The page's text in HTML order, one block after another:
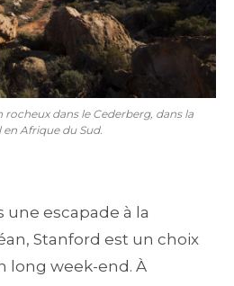
dans le Cederberg, dans la
Afrique du Sud.
une escapade à la
Stanford est un choix
long week-end. À